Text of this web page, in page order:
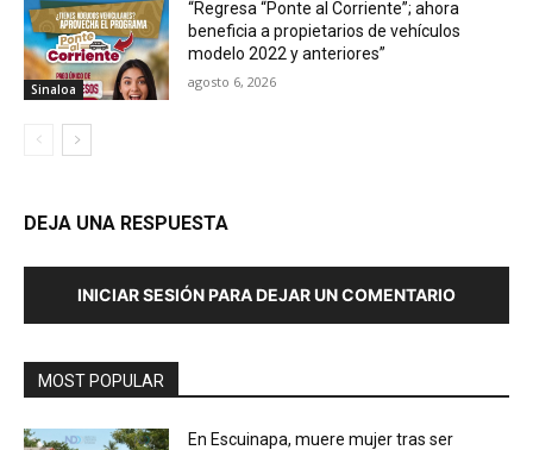
Sinaloa
“Regresa “Ponte al Corriente”; ahora
beneficia a propietarios de vehículos
modelo 2022 y anteriores”
agosto 6, 2026
DEJA UNA RESPUESTA
INICIAR SESIÓN PARA DEJAR UN COMENTARIO
MOST POPULAR
En Escuinapa, muere mujer tras ser